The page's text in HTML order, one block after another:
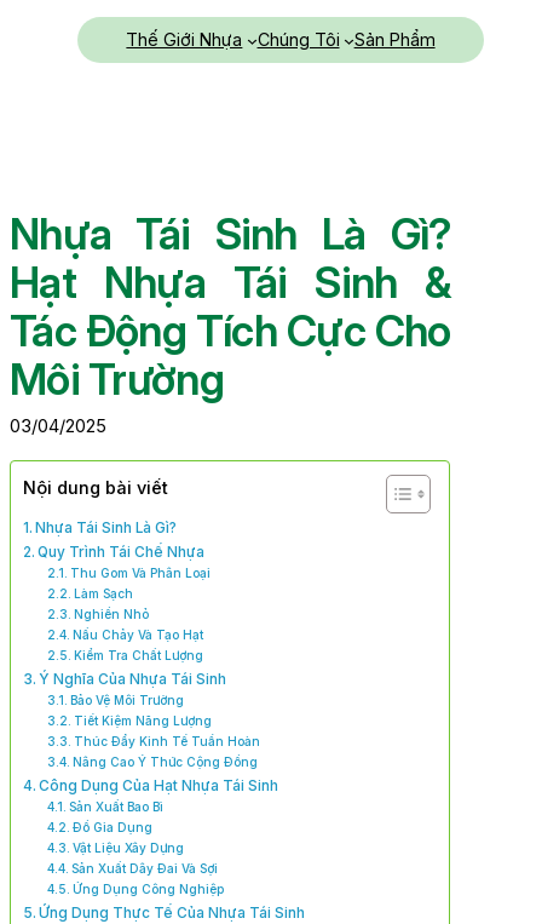
Thế Giới Nhựa Chúng Tôi Sản Phẩm
Nhựa Tái Sinh Là Gì?
Hạt Nhựa Tái Sinh &
Tác Động Tích Cực Cho
Môi Trường
03/04/2025
Nội dung bài viết
Nhựa Tái Sinh Là Gì?
Quy Trình Tái Chế Nhựa
Thu Gom Và Phân Loại
Làm Sạch
Nghiền Nhỏ
Nấu Chảy Và Tạo Hạt
Kiểm Tra Chất Lượng
Ý Nghĩa Của Nhựa Tái Sinh
Bảo Vệ Môi Trường
Tiết Kiệm Năng Lượng
Thúc Đẩy Kinh Tế Tuần Hoàn
Nâng Cao Ý Thức Cộng Đồng
Công Dụng Của Hạt Nhựa Tái Sinh
Sản Xuất Bao Bì
Đồ Gia Dụng
Vật Liệu Xây Dựng
Sản Xuất Dây Đai Và Sợi
Ứng Dụng Công Nghiệp
Ứng Dụng Thực Tế Của Nhựa Tái Sinh